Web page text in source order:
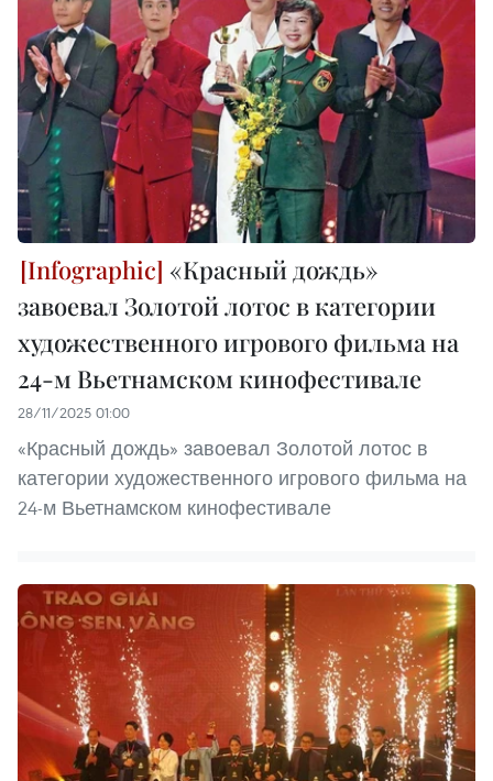
«Красный дождь»
завоевал Золотой лотос в категории
художественного игрового фильма на
24-м Вьетнамском кинофестивале
28/11/2025 01:00
«Красный дождь» завоевал Золотой лотос в
категории художественного игрового фильма на
24-м Вьетнамском кинофестивале